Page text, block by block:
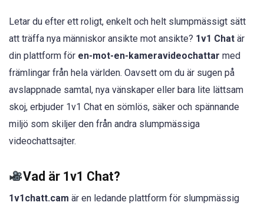
Letar du efter ett roligt, enkelt och helt slumpmässigt sätt
att träffa nya människor ansikte mot ansikte? 1v1 Chat är
din plattform för en-mot-en-kameravideochattar med
främlingar från hela världen. Oavsett om du är sugen på
avslappnade samtal, nya vänskaper eller bara lite lättsam
skoj, erbjuder 1v1 Chat en sömlös, säker och spännande
miljö som skiljer den från andra slumpmässiga
videochattsajter.
Vad är 1v1 Chat?
1v1chatt.cam är en ledande plattform för slumpmässig